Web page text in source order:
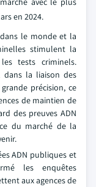
en 2024.
le monde et la
stimulent la
tests criminels.
la liaison des
précision, ce
de maintien de
des preuves ADN
du marché de la
ADN publiques et
les enquêtes
aux agences de